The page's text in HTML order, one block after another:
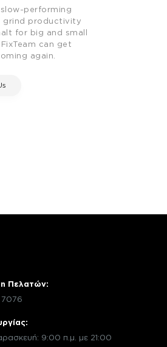
performing
grind productivity
for big and small
can get
again.
Πελατών:
7076
9:00 π.μ. με 21:00